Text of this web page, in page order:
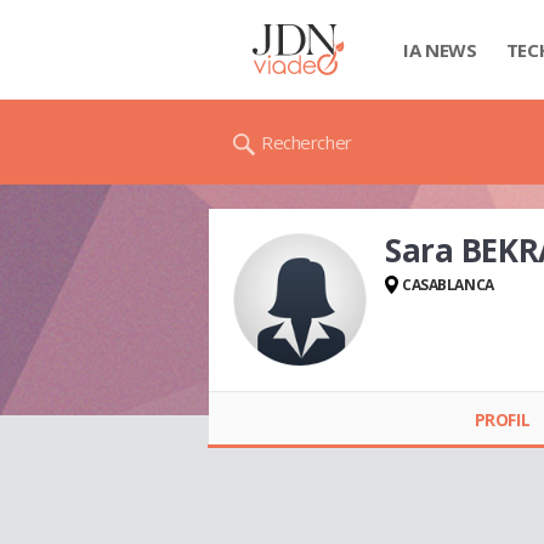
IA NEWS
Rechercher
Sara
CASABLANCA
PROFIL